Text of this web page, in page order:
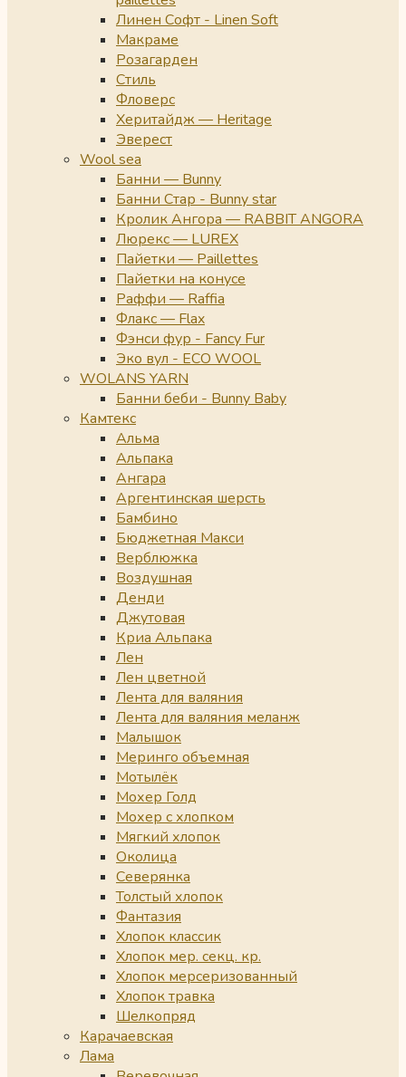
Линен Софт - Linen Soft
Макраме
Розагарден
Стиль
Фловерс
Херитайдж — Heritage
Эверест
Wool sea
Банни — Bunny
Банни Стар - Bunny star
Кролик Ангора — RABBIT ANGORA
Люрекс — LUREX
Пайетки — Paillettes
Пайетки на конусе
Раффи — Raffia
Флакс — Flax
Фэнси фур - Fancy Fur
Эко вул - ECO WOOL
WOLANS YARN
Банни беби - Bunny Baby
Камтекс
Альма
Альпака
Ангара
Аргентинская шерсть
Бамбино
Бюджетная Макси
Верблюжка
Воздушная
Денди
Джутовая
Криа Альпака
Лен
Лен цветной
Лента для валяния
Лента для валяния меланж
Малышок
Меринго объемная
Мотылёк
Мохер Голд
Мохер с хлопком
Мягкий хлопок
Околица
Северянка
Толстый хлопок
Фантазия
Хлопок классик
Хлопок мер. секц. кр.
Хлопок мерсеризованный
Хлопок травка
Шелкопряд
Карачаевская
Лама